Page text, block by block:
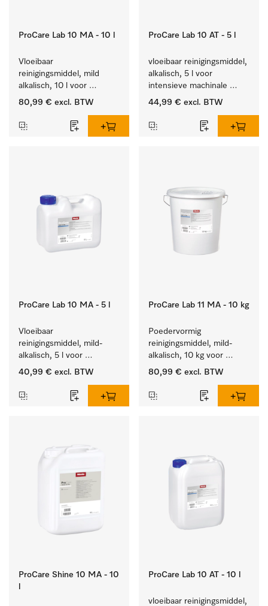
ProCare Lab 10 MA - 10 l
Vloeibaar
reinigingsmiddel, mild
alkalisch, 10 l voor
materiaalbesparende,
laboratoriumglasw. en -
80,99 € excl. BTW
ProCare Lab 10 AT - 5 l
vloeibaar reinigingsmiddel,
alkalisch, 5 l voor
intensieve machinale
reiniging van
gerei.
44,99 € excl. BTW
ProCare Lab 10 MA - 5 l
Vloeibaar
reinigingsmiddel, mild-
alkalisch, 5 l voor
materiaalbesparende,
laboratoriumglasw. en -
40,99 € excl. BTW
ProCare Lab 11 MA - 10 kg
Poedervormig
reinigingsmiddel, mild-
alkalisch, 10 kg voor
materiaalbesparende,
laboratoriumglasw. en -
80,99 € excl. BTW
ProCare Shine 10 MA - 10
ProCare Lab 10 AT - 10 l
vloeibaar reinigingsmiddel,